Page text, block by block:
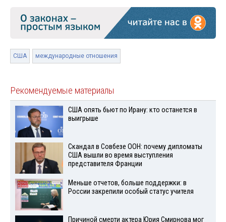
США международные отношения
Рекомендуемые материалы
США опять бьют по Ирану: кто останется в
выигрыше
Скандал в Совбезе ООН: почему дипломаты
США вышли во время выступления
представителя Франции
Меньше отчетов, больше поддержки: в
России закрепили особый статус учителя
Причиной смерти актера Юрия Смирнова мог